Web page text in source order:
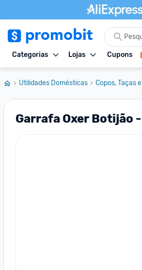
Categorias Lojas Cupons
Utilidades Domésticas Copos, Taças
Garrafa Oxer Botijão